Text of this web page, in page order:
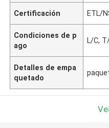
Certificación ETL/
Condiciones de p
ago
L/C,
Detalles de empa
quetado